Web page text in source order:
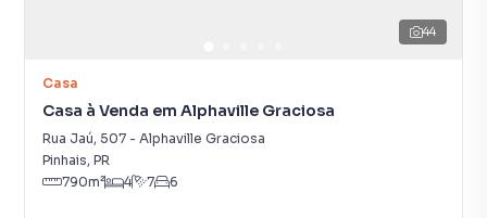
44
Casa
Casa à Venda em Alphaville Graciosa
Rua Jaú, 507 - Alphaville Graciosa
Pinhais, PR
790m² 4 7 6